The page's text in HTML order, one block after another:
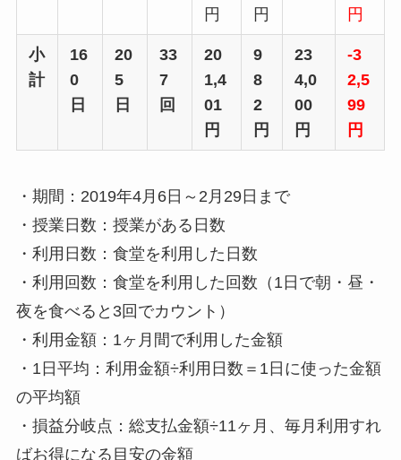
円 円 円
小
計
16
0
日
20
5
日
33
7
回
20
1,4
01
円
9
8
2
円
23
4,0
00
円
-3
2,5
99
円
・期間：2019年4月6日～2月29日まで
・授業日数：授業がある日数
・利用日数：食堂を利用した日数
・利用回数：食堂を利用した回数（1日で朝・昼・
夜を食べると3回でカウント）
・利用金額：1ヶ月間で利用した金額
・1日平均：利用金額÷利用日数＝1日に使った金額
の平均額
・損益分岐点：総支払金額÷11ヶ月、毎月利用すれ
ばお得になる目安の金額